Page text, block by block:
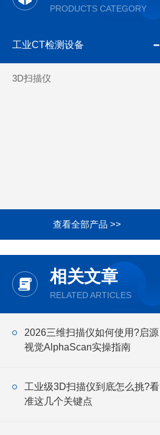
PRODUCTS CATEGORY
工业CT检测设备
3D扫描仪
查看全部产品 >>
相关文章
RELATED ARTICLES
2026三维扫描仪如何使用?启源
视觉AlphaScan实操指南
工业级3D扫描仪到底怎么挑?看
准这几个关键点